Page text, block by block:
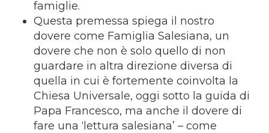
famiglie.
Questa premessa spiega il nostro
dovere come Famiglia Salesiana, un
dovere che non è solo quello di non
guardare in altra direzione diversa di
quella in cui è fortemente coinvolta la
Chiesa Universale, oggi sotto la guida di
Papa Francesco, ma anche il dovere di
fare una ‘lettura salesiana’ – come